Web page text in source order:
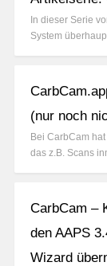
In dieser Serie
System
(nur noch
Bei CarbCam
das z.B. Scans
CarbCam –
den AAPS
Wizard